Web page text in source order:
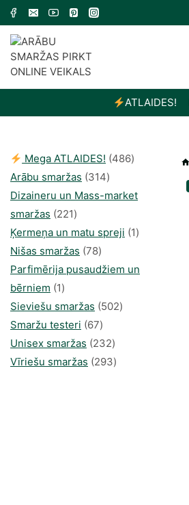
Skip
content
ATLAIDES!
Mega ATLAIDES! 486486
Arābu smaržas 314314
produkti
Dizaineru un Mass-market
smaržas 221221
produkts
Ķermeņa un matu spreji 11
Nišas smaržas 7878
produkts
Parfimērija pusaudžiem un
bērniem 11
produkti
Sieviešu smaržas 502502
Smaržu testeri 6767
produkts
Unisex smaržas 232232
produkts
Vīriešu smaržas 293293